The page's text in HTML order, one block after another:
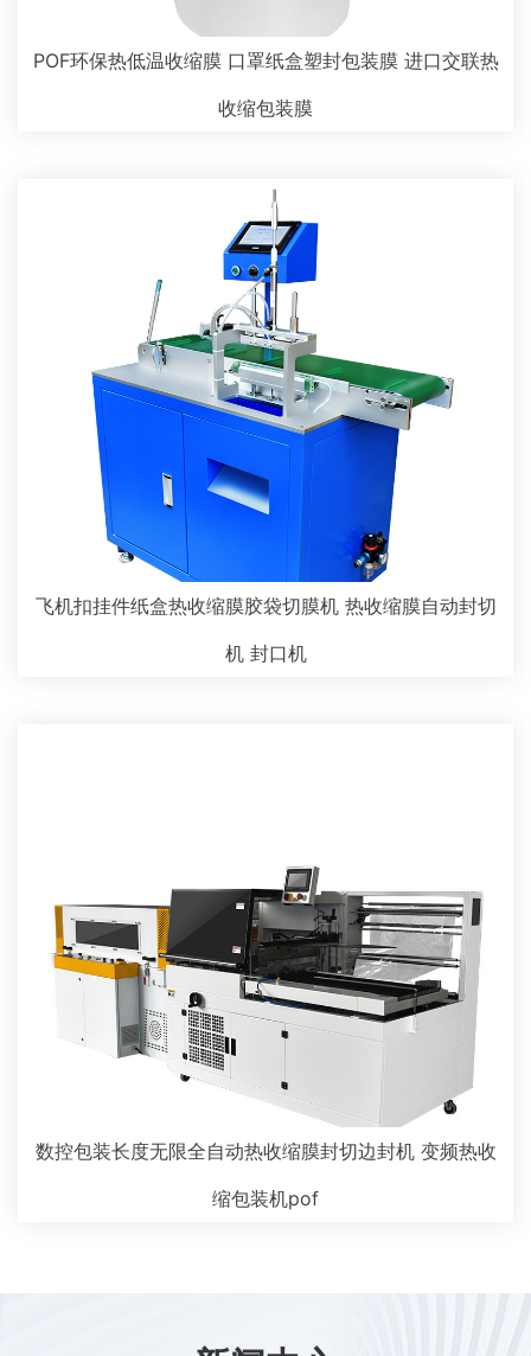
POF环保热低温收缩膜 口罩纸盒塑封包装膜 进口交联热
收缩包装膜
飞机扣挂件纸盒热收缩膜胶袋切膜机 热收缩膜自动封切
机 封口机
数控包装长度无限全自动热收缩膜封切边封机 变频热收
缩包装机pof